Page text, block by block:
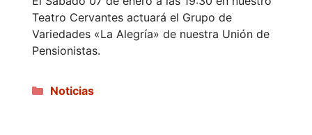
Teatro Cervantes actuará el Grupo de
Variedades «La Alegría» de nuestra Unión de
Pensionistas.
Categorías
Noticias